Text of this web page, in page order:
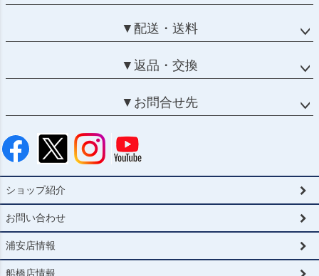
▼配送・送料
▼返品・交換
▼お問合せ先
ショップ紹介
お問い合わせ
浦安店情報
船橋店情報